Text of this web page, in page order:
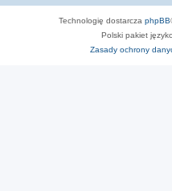
Technologię dostarcza phpBB
Polski pakiet
Zasady ochrony